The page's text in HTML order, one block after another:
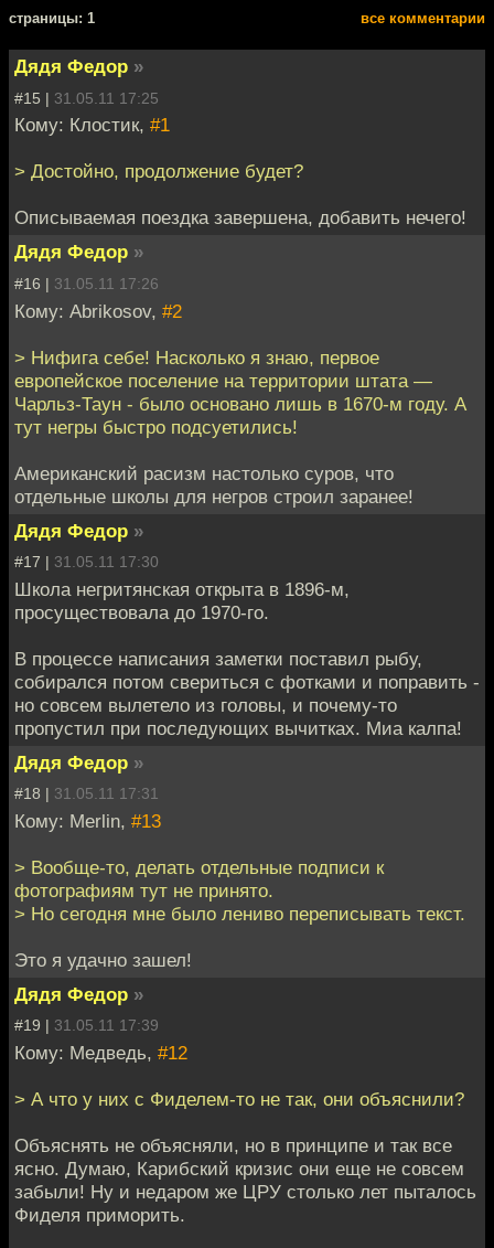
cтраницы: 1 все комментарии
Дядя Федор »
#15 | 31.05.11 17:25
Кому: Клостик, #1
> Достойно, продолжение будет?
Описываемая поездка завершена, добавить нечего!
Дядя Федор »
#16 | 31.05.11 17:26
Кому: Abrikosov, #2
> Нифига себе! Насколько я знаю, первое
европейское поселение на территории штата —
Чарльз-Таун - было основано лишь в 1670-м году. А
тут негры быстро подсуетились!
Американский расизм настолько суров, что
отдельные школы для негров строил заранее!
Дядя Федор »
#17 | 31.05.11 17:30
Школа негритянская открыта в 1896-м,
просуществовала до 1970-го.
В процессе написания заметки поставил рыбу,
собирался потом свериться с фотками и поправить -
но совсем вылетело из головы, и почему-то
пропустил при последующих вычитках. Миа калпа!
Дядя Федор »
#18 | 31.05.11 17:31
Кому: Merlin, #13
> Вообще-то, делать отдельные подписи к
фотографиям тут не принято.
> Но сегодня мне было лениво переписывать текст.
Это я удачно зашел!
Дядя Федор »
#19 | 31.05.11 17:39
Кому: Медведь, #12
> А что у них с Фиделем-то не так, они объяснили?
Объяснять не объясняли, но в принципе и так все
ясно. Думаю, Карибский кризис они еще не совсем
забыли! Ну и недаром же ЦРУ столько лет пыталось
Фиделя приморить.